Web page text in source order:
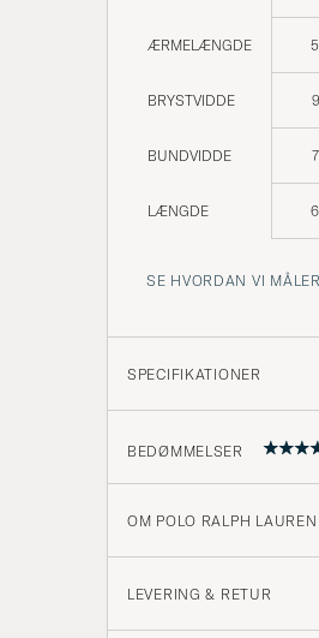
ÆRMELÆNGDE
BRYSTVIDDE
BUNDVIDDE
LÆNGDE
SE HVORDAN VI
SPECIFIKATIONER
BEDØMMELSER
4.6
OM POLO RALPH LAUREN
LEVERING & RETUR